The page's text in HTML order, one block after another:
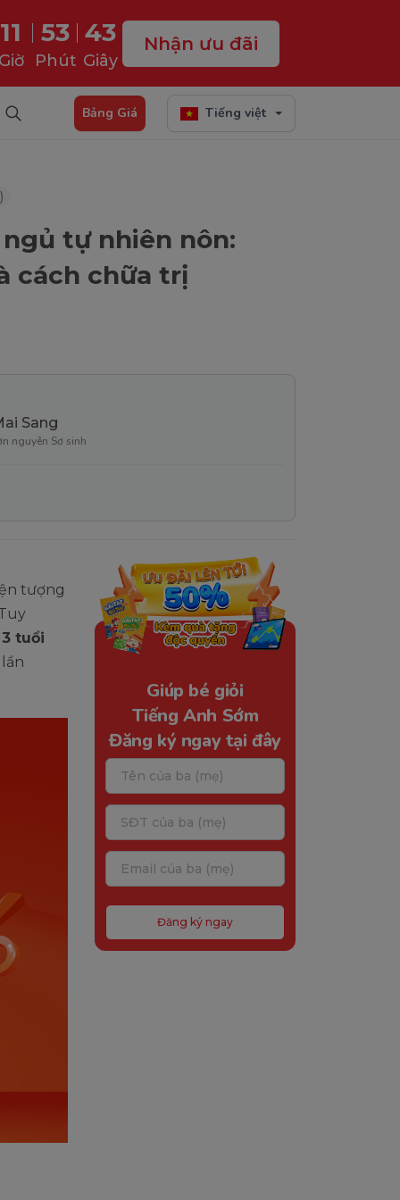
11 53
Phút
42
Giây
Nhận ưu đãi
Bảng Giá Tiếng việt
tự nhiên nôn:
cách chữa trị
Sang
nguyên Sơ sinh
tượng
tuổi
Giúp bé giỏi
Tiếng Anh Sớm
Đăng ký ngay tại đây
Đăng ký ngay